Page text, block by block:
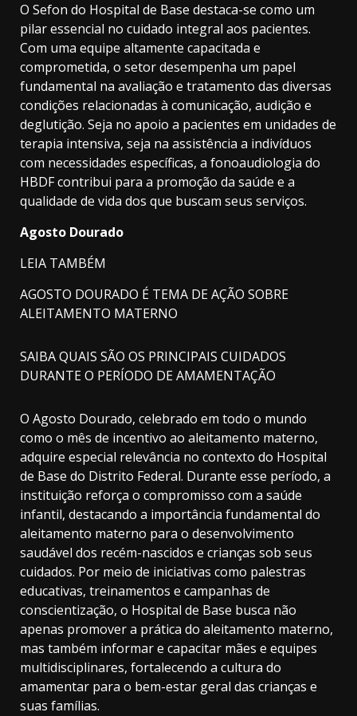
O Sefon do Hospital de Base destaca-se como um
pilar essencial no cuidado integral aos pacientes.
Com uma equipe altamente capacitada e
comprometida, o setor desempenha um papel
fundamental na avaliação e tratamento das diversas
condições relacionadas à comunicação, audição e
deglutição. Seja no apoio a pacientes em unidades de
terapia intensiva, seja na assistência a indivíduos
com necessidades específicas, a fonoaudiologia do
HBDF contribui para a promoção da saúde e a
qualidade de vida dos que buscam seus serviços.
Agosto Dourado
LEIA TAMBÉM
AGOSTO DOURADO É TEMA DE AÇÃO SOBRE
ALEITAMENTO MATERNO
SAIBA QUAIS SÃO OS PRINCIPAIS CUIDADOS
DURANTE O PERÍODO DE AMAMENTAÇÃO
O Agosto Dourado, celebrado em todo o mundo
como o mês de incentivo ao aleitamento materno,
adquire especial relevância no contexto do Hospital
de Base do Distrito Federal. Durante esse período, a
instituição reforça o compromisso com a saúde
infantil, destacando a importância fundamental do
aleitamento materno para o desenvolvimento
saudável dos recém-nascidos e crianças sob seus
cuidados. Por meio de iniciativas como palestras
educativas, treinamentos e campanhas de
conscientização, o Hospital de Base busca não
apenas promover a prática do aleitamento materno,
mas também informar e capacitar mães e equipes
multidisciplinares, fortalecendo a cultura do
amamentar para o bem-estar geral das crianças e
suas famílias.